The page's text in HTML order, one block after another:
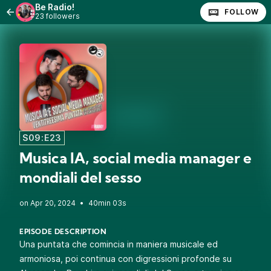
Be Radio!
23 followers FOLLOW
S09:E23
Musica IA, social media manager e
mondiali del sesso
• 40min 03s
EPISODE DESCRIPTION
Una puntata che comincia in maniera musicale ed
armoniosa, poi continua con digressioni profonde su